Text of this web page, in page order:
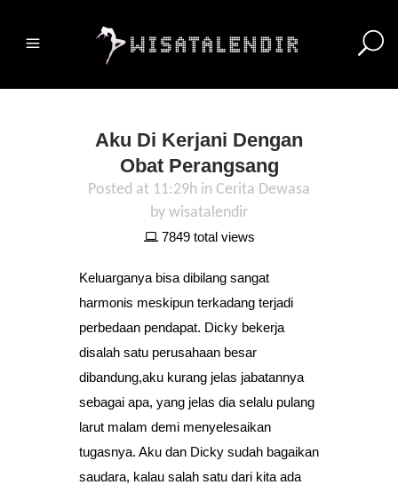
Aku Di Kerjani Dengan
Obat Perangsang
Posted at 11:29h in Cerita Dewasa
by wisatalendir
7849 total views
Keluarganya bisa dibilang sangat
harmonis meskipun terkadang terjadi
perbedaan pendapat. Dicky bekerja
disalah satu perusahaan besar
dibandung,aku kurang jelas jabatannya
sebagai apa, yang jelas dia selalu pulang
larut malam demi menyelesaikan
tugasnya. Aku dan Dicky sudah bagaikan
saudara, kalau salah satu dari kita ada